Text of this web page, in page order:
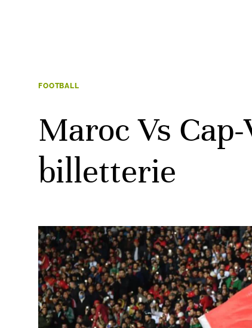
FOOTBALL
Maroc Vs
billetterie